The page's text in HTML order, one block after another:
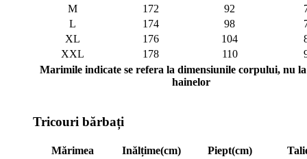
M
172 92
L
174 98
XL
176 104
XXL
178 110
Marimile indicate se refera la dimensiunile corpului, nu la
hainelor
Tricouri bărbați
Mărimea Inălțime(cm) Piept(cm)